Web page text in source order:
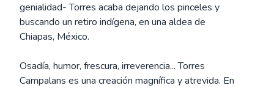
genialidad- Torres acaba dejando los pinceles y
buscando un retiro indígena, en una aldea de
Chiapas, México.
Osadía, humor, frescura, irreverencia... Torres
Campalans es una creación magnífica y atrevida. En